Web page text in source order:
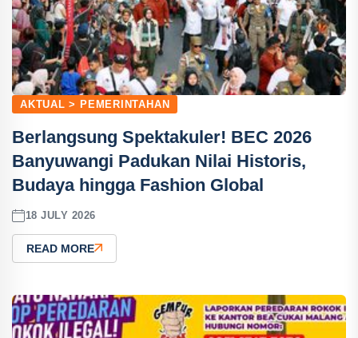
AKTUAL > PEMERINTAHAN
Berlangsung Spektakuler! BEC 2026
Banyuwangi Padukan Nilai Historis,
Budaya hingga Fashion Global
18 JULY 2026
READ MORE